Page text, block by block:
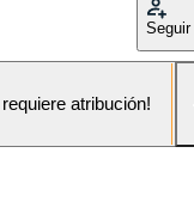
Seguir
atribución!